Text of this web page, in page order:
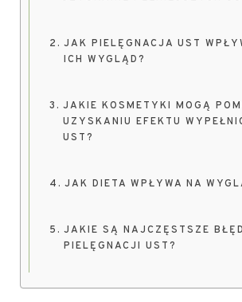
JAK PIELĘGNACJA UST
ICH WYGLĄD?
JAKIE KOSMETYKI MOGĄ
UZYSKANIU EFEKTU
UST?
JAK DIETA WPŁYWA NA
JAKIE SĄ NAJCZĘSTSZE
PIELĘGNACJI UST?